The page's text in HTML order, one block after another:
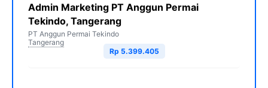
Admin Marketing PT Anggun Permai
Tekindo, Tangerang
PT Anggun Permai Tekindo
Tangerang
Rp 5.399.405